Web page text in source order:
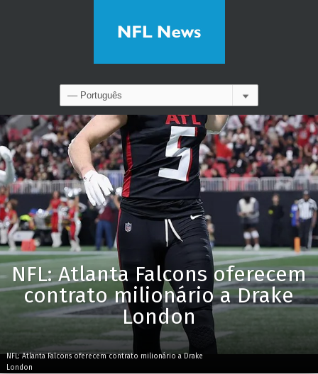
NFL: Atlanta Falcons oferecem
contrato milionário a Drake
London
NFL: Atlanta Falcons oferecem contrato milionário a Drake
London